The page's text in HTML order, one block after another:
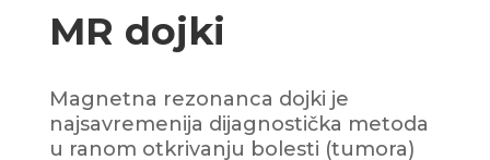
MR dojki
Magnetna rezonanca dojki je
najsavremenija dijagnostička metoda
u ranom otkrivanju bolesti (tumora)